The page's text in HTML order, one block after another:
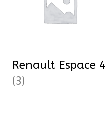
Renault Espace 4
(3)